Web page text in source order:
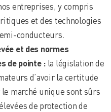
entreprises, y compris
et des technologies
conducteurs.
et des normes
de pointe :la législation de
d’avoir la certitude
marché unique sont sûrs
de protection de